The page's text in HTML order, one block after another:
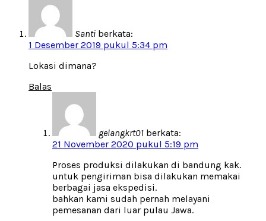
Santi berkata:
1 Desember 2019 pukul 5:34 pm
Lokasi dimana?
Balas
gelangkrt01 berkata:
21 November 2020 pukul 5:19 pm
Proses produksi dilakukan di bandung kak.
untuk pengiriman bisa dilakukan memakai
berbagai jasa ekspedisi.
bahkan kami sudah pernah melayani
pemesanan dari luar pulau Jawa.